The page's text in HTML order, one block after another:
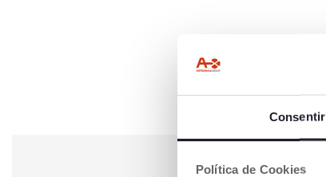
Consentir
Política de Cookies